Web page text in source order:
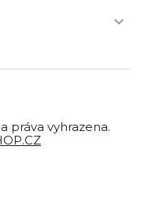

práva vyhrazena.